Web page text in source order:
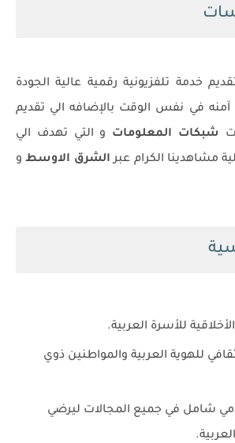
خدمة تلفزيونية رقمية عالية الجودة
آمنه في نفس الوقت بالإضافه الي تقديم
شبكات المعلومات و التي تهدف الي
مشاهدينا الكرام عبرالشرق الاوسطو
الأخلاقية للأسرة العربية.
للهوية العربية والمواطنين ذوي
شامل في جميع المجالات ليرضي